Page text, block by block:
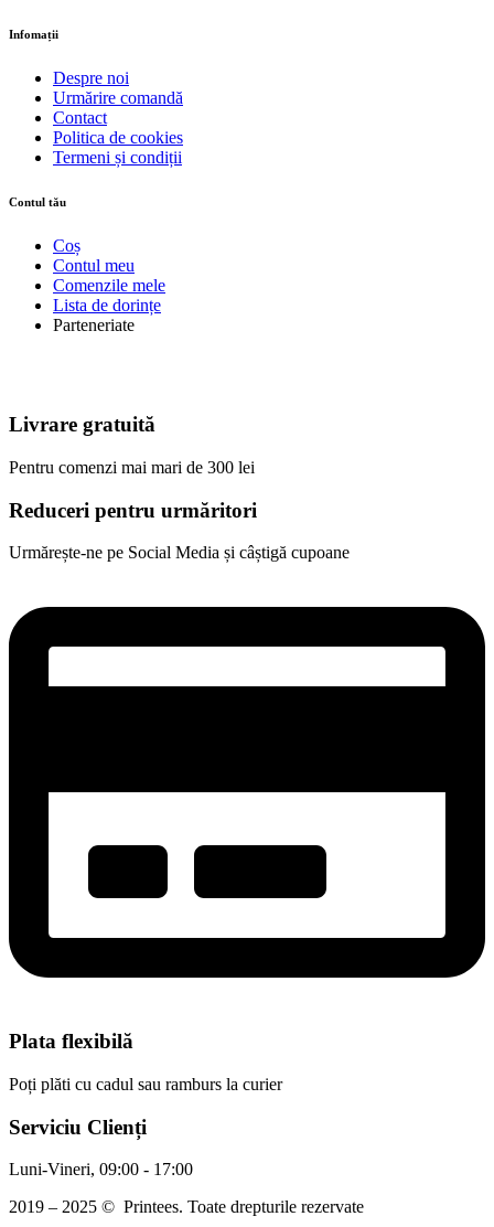
Infomații
Despre noi
Urmărire comandă
Contact
Politica de cookies
Termeni și condiții
Contul tău
Coș
Contul meu
Comenzile mele
Lista de dorințe
Parteneriate
Livrare gratuită
Pentru comenzi mai mari de 300 lei
Reduceri pentru urmăritori
Urmărește-ne pe Social Media și câștigă cupoane
Plata flexibilă
Poți plăti cu cadul sau ramburs la curier
Serviciu Clienți
Luni-Vineri, 09:00 - 17:00
2019 – 2025 © Printees. Toate drepturile rezervate